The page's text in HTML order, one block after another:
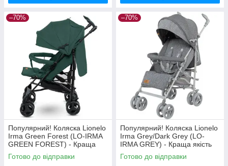
–70%
Популярний! Коляска Lionelo
Irma Green Forest (LO-IRMA
GREEN FOREST) - Краща
якість тільки на
Nukleon.com.ua
Готово до відправки
–70%
Популярний! Коляска Lionelo
Irma Grey/Dark Grey (LO-
IRMA GREY) - Краща якість
тільки на Nukleon.com.ua
Готово до відправки